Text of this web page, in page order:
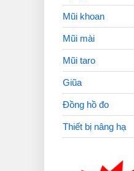
Mũi khoan
Mũi mài
Mũi taro
Giũa
Đồng hồ đo
Thiết bị nâng hạ